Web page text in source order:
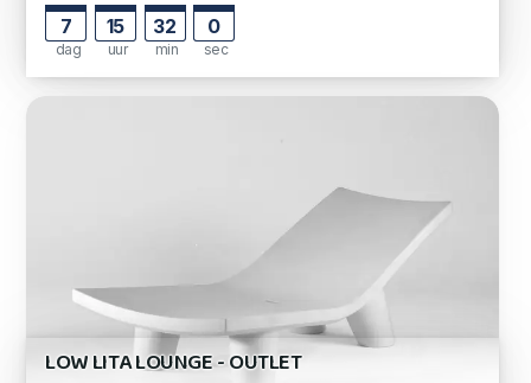
7
dag
15
uur
31
min
59
sec
LOW LITA LOUNGE - OUTLET